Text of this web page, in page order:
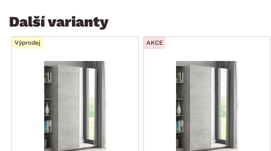
Další varianty
Výprodej AKCE